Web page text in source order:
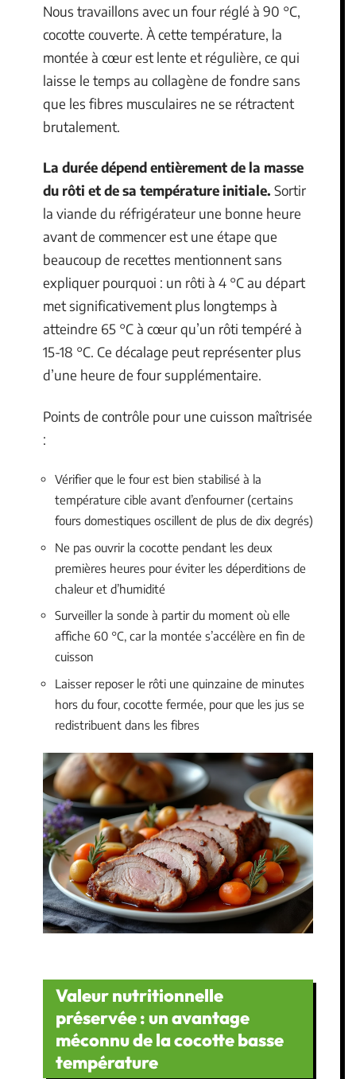
Nous travaillons avec un four réglé à 90 °C,
cocotte couverte. À cette température, la
montée à cœur est lente et régulière, ce qui
laisse le temps au collagène de fondre sans
que les fibres musculaires ne se rétractent
brutalement.
La durée dépend entièrement de la masse
du rôti et de sa température initiale. Sortir
la viande du réfrigérateur une bonne heure
avant de commencer est une étape que
beaucoup de recettes mentionnent sans
expliquer pourquoi : un rôti à 4 °C au départ
met significativement plus longtemps à
atteindre 65 °C à cœur qu’un rôti tempéré à
15-18 °C. Ce décalage peut représenter plus
d’une heure de four supplémentaire.
Points de contrôle pour une cuisson maîtrisée
:
Vérifier que le four est bien stabilisé à la
température cible avant d’enfourner (certains
fours domestiques oscillent de plus de dix degrés)
Ne pas ouvrir la cocotte pendant les deux
premières heures pour éviter les déperditions de
chaleur et d’humidité
Surveiller la sonde à partir du moment où elle
affiche 60 °C, car la montée s’accélère en fin de
cuisson
Laisser reposer le rôti une quinzaine de minutes
hors du four, cocotte fermée, pour que les jus se
redistribuent dans les fibres
Valeur nutritionnelle
préservée : un avantage
méconnu de la cocotte basse
température